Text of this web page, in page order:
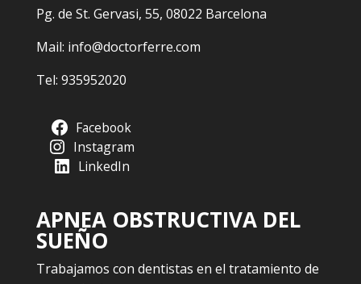
Pg. de St. Gervasi, 55, 08022 Barcelona
Mail: info@doctorferre.com
Tel: 935952020
Facebook
Instagram
LinkedIn
APNEA OBSTRUCTIVA DEL
SUEÑO
Trabajamos con dentistas en el tratamiento de